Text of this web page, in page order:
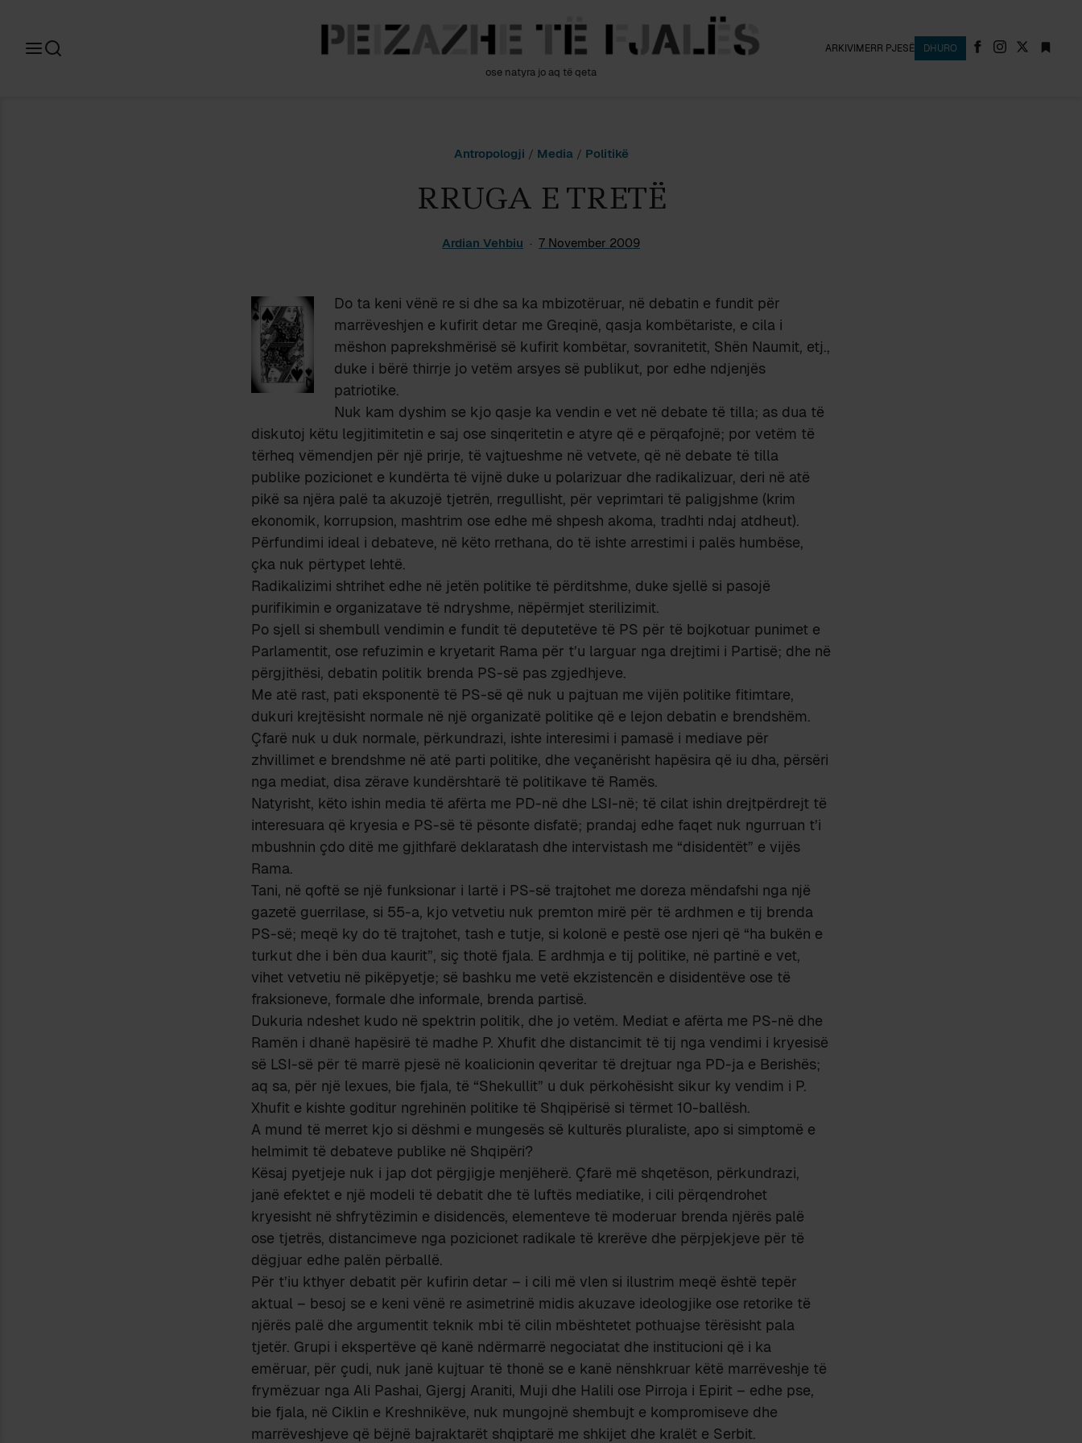
ose natyra jo aq të qeta
ARKIVIMERR PJESË DHURO
Antropologji / Media/ Politikë
RRUGA E TRETË
Ardian Vehbiu 7 November 2009
Do ta keni vënë re si dhe sa ka mbizotëruar, në debatin e fundit për
marrëveshjen e kufirit detar me Greqinë, qasja kombëtariste, e cila i
mëshon paprekshmërisë së kufirit kombëtar, sovranitetit, Shën Naumit, etj.,
duke i bërë thirrje jo vetëm arsyes së publikut, por edhe ndjenjës
patriotike.
Nuk kam dyshim se kjo qasje ka vendin e vet në debate të tilla; as dua të
diskutoj këtu legjitimitetin e saj ose sinqeritetin e atyre që e përqafojnë; por vetëm të
tërheq vëmendjen për një prirje, të vajtueshme në vetvete, që në debate të tilla
publike pozicionet e kundërta të vijnë duke u polarizuar dhe radikalizuar, deri në atë
pikë sa njëra palë ta akuzojë tjetrën, rregullisht, për veprimtari të paligjshme (krim
ekonomik, korrupsion, mashtrim ose edhe më shpesh akoma, tradhti ndaj atdheut).
Përfundimi ideal i debateve, në këto rrethana, do të ishte arrestimi i palës humbëse,
çka nuk përtypet lehtë.
Radikalizimi shtrihet edhe në jetën politike të përditshme, duke sjellë si pasojë
purifikimin e organizatave të ndryshme, nëpërmjet sterilizimit.
Po sjell si shembull vendimin e fundit të deputetëve të PS për të bojkotuar punimet e
Parlamentit, ose refuzimin e kryetarit Rama për t’u larguar nga drejtimi i Partisë; dhe në
përgjithësi, debatin politik brenda PS-së pas zgjedhjeve.
Me atë rast, pati eksponentë të PS-së që nuk u pajtuan me vijën politike fitimtare,
dukuri krejtësisht normale në një organizatë politike që e lejon debatin e brendshëm.
Çfarë nuk u duk normale, përkundrazi, ishte interesimi i pamasë i mediave për
zhvillimet e brendshme në atë parti politike, dhe veçanërisht hapësira që iu dha, përsëri
nga mediat, disa zërave kundërshtarë të politikave të Ramës.
Natyrisht, këto ishin media të afërta me PD-në dhe LSI-në; të cilat ishin drejtpërdrejt të
interesuara që kryesia e PS-së të pësonte disfatë; prandaj edhe faqet nuk ngurruan t’i
mbushnin çdo ditë me gjithfarë deklaratash dhe intervistash me “disidentët” e vijës
Rama.
Tani, në qoftë se një funksionar i lartë i PS-së trajtohet me doreza mëndafshi nga një
gazetë guerrilase, si 55-a, kjo vetvetiu nuk premton mirë për të ardhmen e tij brenda
PS-së; meqë ky do të trajtohet, tash e tutje, si kolonë e pestë ose njeri që “ha bukën e
turkut dhe i bën dua kaurit”, siç thotë fjala. E ardhmja e tij politike, në partinë e vet,
vihet vetvetiu në pikëpyetje; së bashku me vetë ekzistencën e disidentëve ose të
fraksioneve, formale dhe informale, brenda partisë.
Dukuria ndeshet kudo në spektrin politik, dhe jo vetëm. Mediat e afërta me PS-në dhe
Ramën i dhanë hapësirë të madhe P. Xhufit dhe distancimit të tij nga vendimi i kryesisë
së LSI-së për të marrë pjesë në koalicionin qeveritar të drejtuar nga PD-ja e Berishës;
aq sa, për një lexues, bie fjala, të “Shekullit” u duk përkohësisht sikur ky vendim i P.
Xhufit e kishte goditur ngrehinën politike të Shqipërisë si tërmet 10-ballësh.
A mund të merret kjo si dëshmi e mungesës së kulturës pluraliste, apo si simptomë e
helmimit të debateve publike në Shqipëri?
Kësaj pyetjeje nuk i jap dot përgjigje menjëherë. Çfarë më shqetëson, përkundrazi,
janë efektet e një modeli të debatit dhe të luftës mediatike, i cili përqendrohet
kryesisht në shfrytëzimin e disidencës, elementeve të moderuar brenda njërës palë
ose tjetrës, distancimeve nga pozicionet radikale të krerëve dhe përpjekjeve për të
dëgjuar edhe palën përballë.
Për t’iu kthyer debatit për kufirin detar – i cili më vlen si ilustrim meqë është tepër
aktual – besoj se e keni vënë re asimetrinë midis akuzave ideologjike ose retorike të
njërës palë dhe argumentit teknik mbi të cilin mbështetet pothuajse tërësisht pala
tjetër. Grupi i ekspertëve që kanë ndërmarrë negociatat dhe institucioni që i ka
emëruar, për çudi, nuk janë kujtuar të thonë se e kanë nënshkruar këtë marrëveshje të
frymëzuar nga Ali Pashai, Gjergj Araniti, Muji dhe Halili ose Pirroja i Epirit – edhe pse,
bie fjala, në Ciklin e Kreshnikëve, nuk mungojnë shembujt e kompromiseve dhe
marrëveshjeve që bëjnë bajraktarët shqiptarë me shkijet dhe kralët e Serbit.